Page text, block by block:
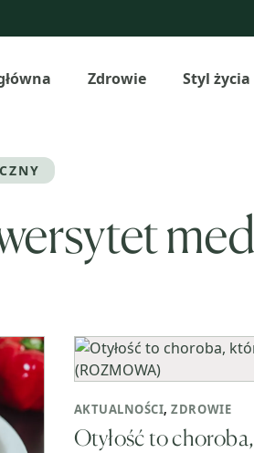
Zdrowie Styl życia
AKTUALNOŚCI,ZDROWIE
Otyłość to